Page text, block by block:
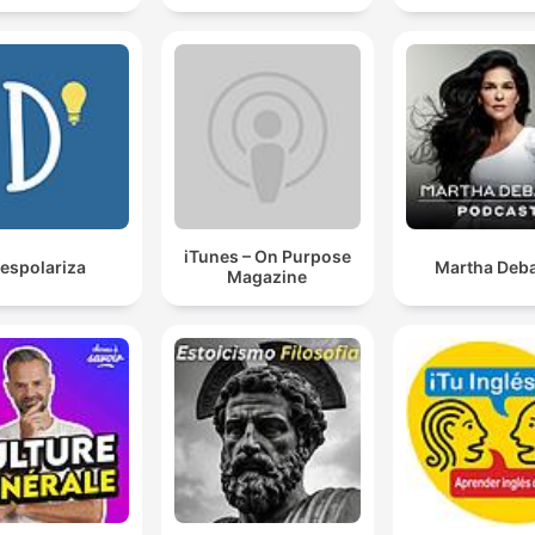
iTunes – On Purpose
Magazine
Martha